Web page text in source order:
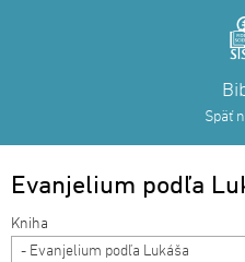
Späť
Evanjelium podľa
- Evanjelium podľa Lukáša